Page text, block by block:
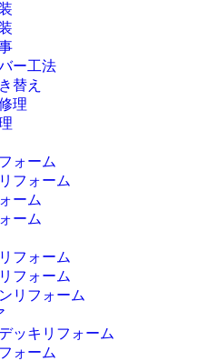
ー工法
替え
理
ォーム
フォーム
ーム
ーム
フォーム
フォーム
リフォーム
ッキリフォーム
ォーム